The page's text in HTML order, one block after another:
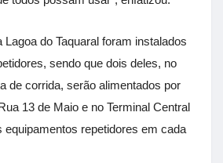
Lagoa do Taquaral foram instalados
sendo que dois deles, no
de corrida, serão alimentados por
13 de Maio e no Terminal Central
equipamentos repetidores em cada